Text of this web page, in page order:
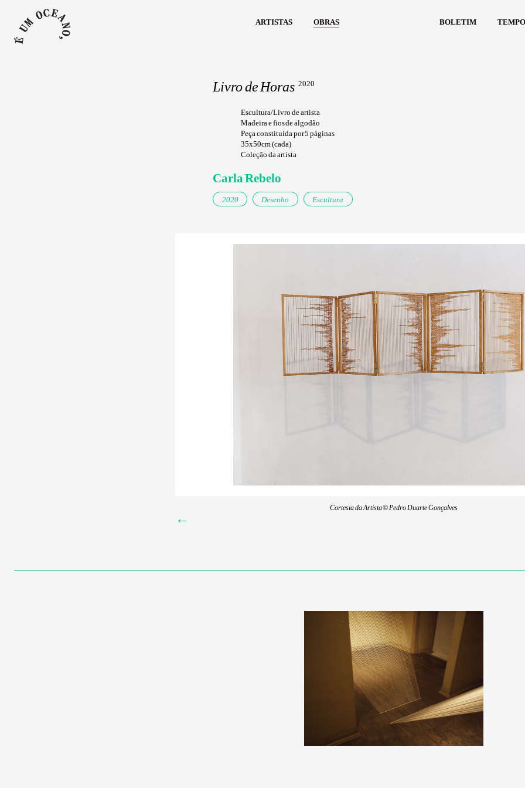
artistas obras boletim
Livro de Horas 2020
Escultura/Livro de artista
Madeira e fios de algodão
Peça constituída por 5 páginas
35x50cm (cada)
Coleção da artista
Carla Rebelo
2020 Desenho Escultura
Cortesia da Artista © Pedro Duarte Gonçalves
←